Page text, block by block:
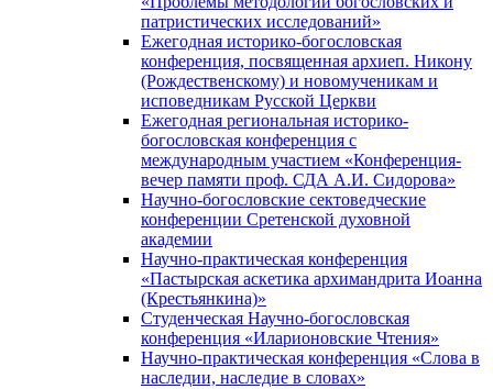
патристических исследований»
Ежегодная историко-богословская
конференция, посвященная архиеп. Никону
(Рождественскому) и новомученикам и
исповедникам Русской Церкви
Ежегодная региональная историко-
богословская конференция с
международным участием «Конференция-
вечер памяти проф. СДА А.И. Сидорова»
Научно-богословские сектоведческие
конференции Сретенской духовной
академии
Научно-практическая конференция
«Пастырская аскетика архимандрита Иоанна
(Крестьянкина)»
Студенческая Научно-богословская
конференция «Иларионовские Чтения»
Научно-практическая конференция «Cлова в
наследии, наследие в словах»